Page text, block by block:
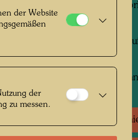
Painted in Mödling,
150 mm x 210 mm
Bleistift und Buntstift
Sammlung:
Private collection,
Literatur:
der Website
der
zu messen.